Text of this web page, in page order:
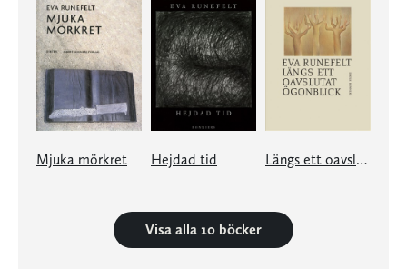
Mjuka mörkret Hejdad tid Längs ett oavslutat ögonblick
Visa alla 10 böcker